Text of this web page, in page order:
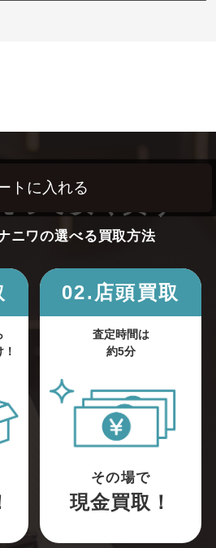
トに入れる
って安く買う！
ニワの選べる買取方法
02.店頭買取
査定時間は
約5分
その場で
現金買取！